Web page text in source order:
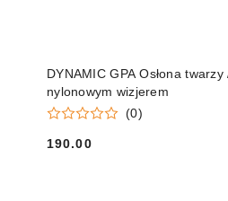
DYNAMIC GPA Osłona twarzy
nylonowym wizjerem
(0)
Cena:
190.00